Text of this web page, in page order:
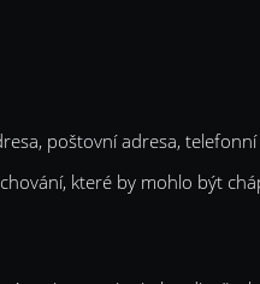
poštovní adresa, telefonní
které by mohlo být